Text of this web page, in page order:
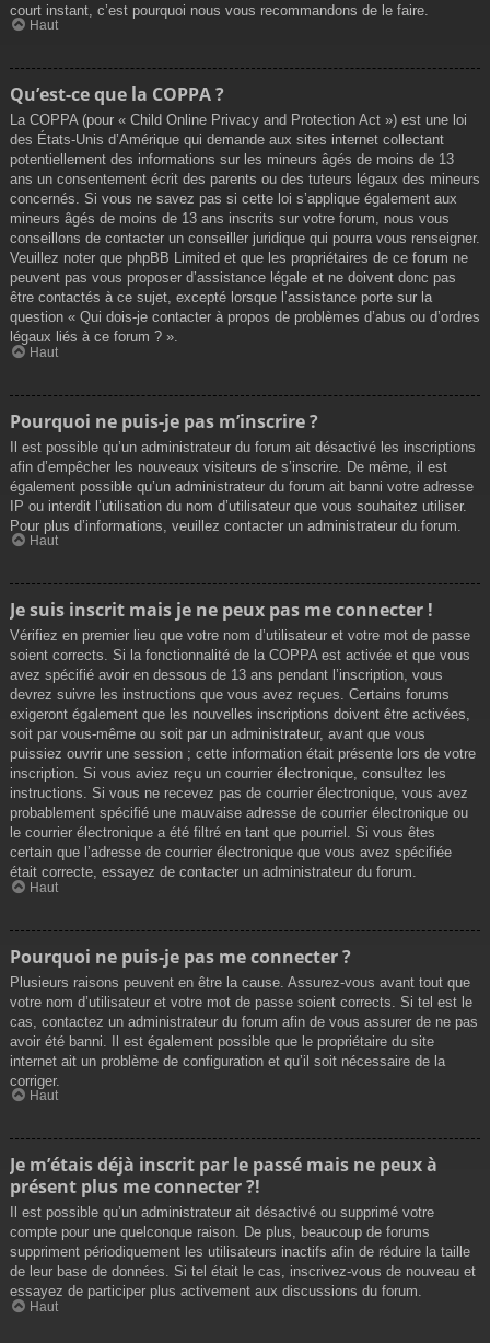
court instant, c’est pourquoi nous vous recommandons de le faire.
Haut
Qu’est-ce que la COPPA ?
La COPPA (pour « Child Online Privacy and Protection Act ») est une loi
des États-Unis d’Amérique qui demande aux sites internet collectant
potentiellement des informations sur les mineurs âgés de moins de 13
ans un consentement écrit des parents ou des tuteurs légaux des mineurs
concernés. Si vous ne savez pas si cette loi s’applique également aux
mineurs âgés de moins de 13 ans inscrits sur votre forum, nous vous
conseillons de contacter un conseiller juridique qui pourra vous renseigner.
Veuillez noter que phpBB Limited et que les propriétaires de ce forum ne
peuvent pas vous proposer d’assistance légale et ne doivent donc pas
être contactés à ce sujet, excepté lorsque l’assistance porte sur la
question « Qui dois-je contacter à propos de problèmes d’abus ou d’ordres
légaux liés à ce forum ? ».
Haut
Pourquoi ne puis-je pas m’inscrire ?
Il est possible qu’un administrateur du forum ait désactivé les inscriptions
afin d’empêcher les nouveaux visiteurs de s’inscrire. De même, il est
également possible qu’un administrateur du forum ait banni votre adresse
IP ou interdit l’utilisation du nom d’utilisateur que vous souhaitez utiliser.
Pour plus d’informations, veuillez contacter un administrateur du forum.
Haut
Je suis inscrit mais je ne peux pas me connecter !
Vérifiez en premier lieu que votre nom d’utilisateur et votre mot de passe
soient corrects. Si la fonctionnalité de la COPPA est activée et que vous
avez spécifié avoir en dessous de 13 ans pendant l’inscription, vous
devrez suivre les instructions que vous avez reçues. Certains forums
exigeront également que les nouvelles inscriptions doivent être activées,
soit par vous-même ou soit par un administrateur, avant que vous
puissiez ouvrir une session ; cette information était présente lors de votre
inscription. Si vous aviez reçu un courrier électronique, consultez les
instructions. Si vous ne recevez pas de courrier électronique, vous avez
probablement spécifié une mauvaise adresse de courrier électronique ou
le courrier électronique a été filtré en tant que pourriel. Si vous êtes
certain que l’adresse de courrier électronique que vous avez spécifiée
était correcte, essayez de contacter un administrateur du forum.
Haut
Pourquoi ne puis-je pas me connecter ?
Plusieurs raisons peuvent en être la cause. Assurez-vous avant tout que
votre nom d’utilisateur et votre mot de passe soient corrects. Si tel est le
cas, contactez un administrateur du forum afin de vous assurer de ne pas
avoir été banni. Il est également possible que le propriétaire du site
internet ait un problème de configuration et qu’il soit nécessaire de la
corriger.
Haut
Je m’étais déjà inscrit par le passé mais ne peux à
présent plus me connecter ?!
Il est possible qu’un administrateur ait désactivé ou supprimé votre
compte pour une quelconque raison. De plus, beaucoup de forums
suppriment périodiquement les utilisateurs inactifs afin de réduire la taille
de leur base de données. Si tel était le cas, inscrivez-vous de nouveau et
essayez de participer plus activement aux discussions du forum.
Haut